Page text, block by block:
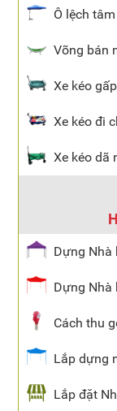
Ô lệch
Võng bán
Xe kéo
Xe kéo đi
Xe kéo dã
Dựng Nhà
Dựng Nhà
Cách thu
Lắp dựng
Lắp đặt